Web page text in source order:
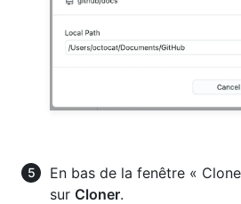
En bas de la fenêtre «
sur Cloner.